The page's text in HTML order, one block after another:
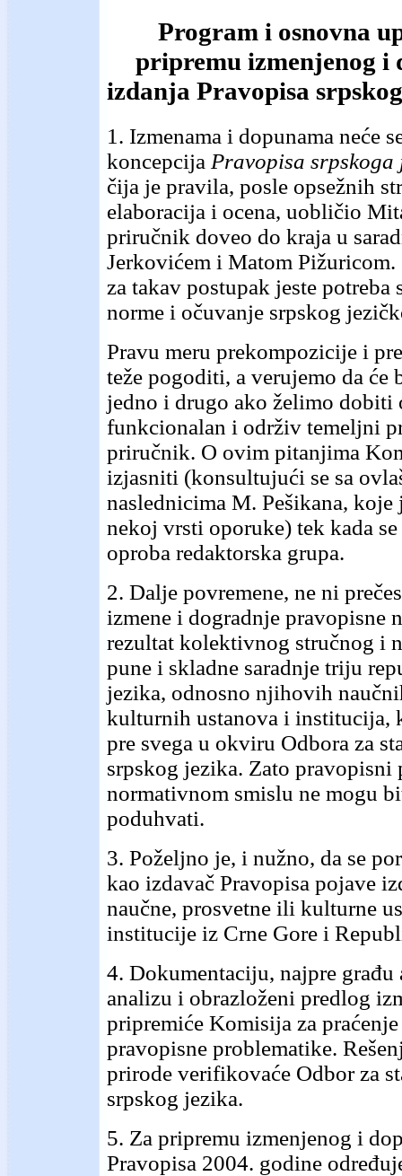
Program i osnovna
pripremu izmenjenog i
izdanja Pravopisa
1. Izmenama i dopunama neće
koncepcija Pravopisa srpskoga
čija je pravila, posle opsežnih
elaboracija i ocena, uobličio
priručnik doveo do kraja u
Jerkovićem i Matom
za takav postupak jeste potreba
norme i očuvanje srpskog
Pravu meru prekompozicije i
teže pogoditi, a verujemo da će
jedno i drugo ako želimo dobiti
funkcionalan i održiv temeljni
priručnik. O ovim pitanjima
izjasniti (konsultujući se sa
naslednicima M. Pešikana, koje
nekoj vrsti oporuke) tek kada
oproba redaktorska grupa.
2. Dalje povremene, ne ni
izmene i dogradnje pravopisne
rezultat kolektivnog stručnog i
pune i skladne saradnje triju
jezika, odnosno njihovih
kulturnih ustanova i institucija,
pre svega u okviru Odbora za
srpskog jezika. Zato pravopisni
normativnom smislu ne mogu
poduhvati.
3. Poželjno je, i nužno, da se
kao izdavač Pravopisa pojave
naučne, prosvetne ili kulturne
institucije iz Crne Gore i
4. Dokumentaciju, najpre građu
analizu i obrazloženi predlog
pripremiće Komisija za
pravopisne problematike.
prirode verifikovaće Odbor za
srpskog jezika.
5. Za pripremu izmenjenog i
Pravopisa 2004. godine